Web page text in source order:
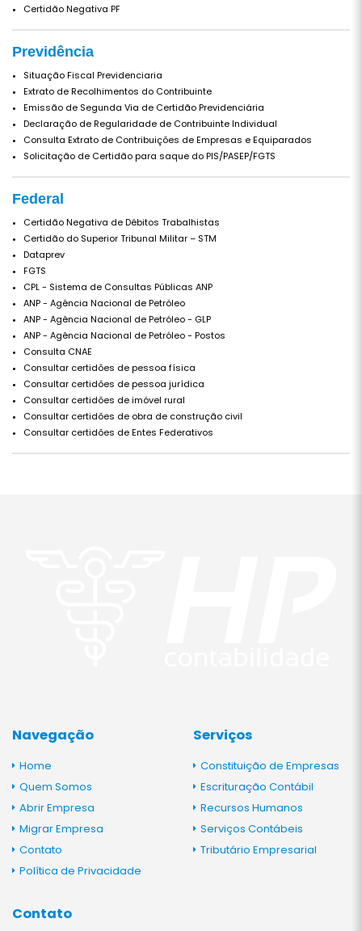
Certidão Negativa PF
Previdência
Situação Fiscal Previdenciaria
Extrato de Recolhimentos do Contribuinte
Emissão de Segunda Via de Certidão Previdenciária
Declaração de Regularidade de Contribuinte Individual
Consulta Extrato de Contribuições de Empresas e Equiparados
Solicitação de Certidão para saque do PIS/PASEP/FGTS
Federal
Certidão Negativa de Débitos Trabalhistas
Certidão do Superior Tribunal Militar – STM
Dataprev
FGTS
CPL - Sistema de Consultas Públicas ANP
ANP - Agência Nacional de Petróleo
ANP - Agência Nacional de Petróleo - GLP
ANP - Agência Nacional de Petróleo - Postos
Consulta CNAE
Consultar certidões de pessoa física
Consultar certidões de pessoa jurídica
Consultar certidões de imóvel rural
Consultar certidões de obra de construção civil
Consultar certidões de Entes Federativos
Navegação
Home
Quem Somos
Abrir Empresa
Migrar Empresa
Contato
Política de Privacidade
Serviços
Constituição de Empresas
Escrituração Contábil
Recursos Humanos
Serviços Contábeis
Tributário Empresarial
Contato